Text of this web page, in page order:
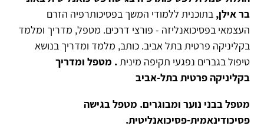
בר אילן, בתוכנית ללמודי המשך בפסיכותרפיה הזרם
העצמאי בפסיכואנליזה - פורצי דרכים. מטפל, מדריך ומלמד
בקליניקה פרטית בתל אביב. כותב, מלמד ומדריך בנושא
טיפול בגברים נפגעי תקיפה מינית. מטפל ומדריך
בקליניקה פרטית בתל-אביב
מטפל בבני נוער ומבוגרים. מטפל בגישה
פסיכודינאמית-פסיכואנליטית.